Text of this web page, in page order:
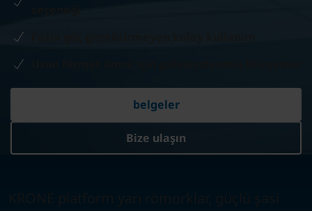
belgeler
Bize ulaşın